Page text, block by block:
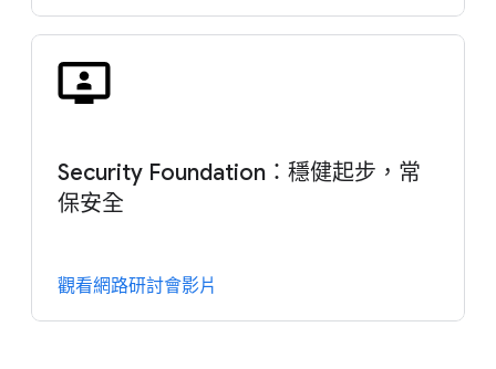
Security Foundation：穩健起步，常
保安全
觀看網路研討會影片